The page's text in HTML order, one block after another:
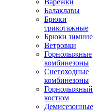
Варежки
Балаклавы
Брюки
трикотажные
Брюки зимние
Ветровки
Горнолыжные
комбинезоны
Снегоходные
комбинезоны
Горнолыжный
костюм
Демисезонные